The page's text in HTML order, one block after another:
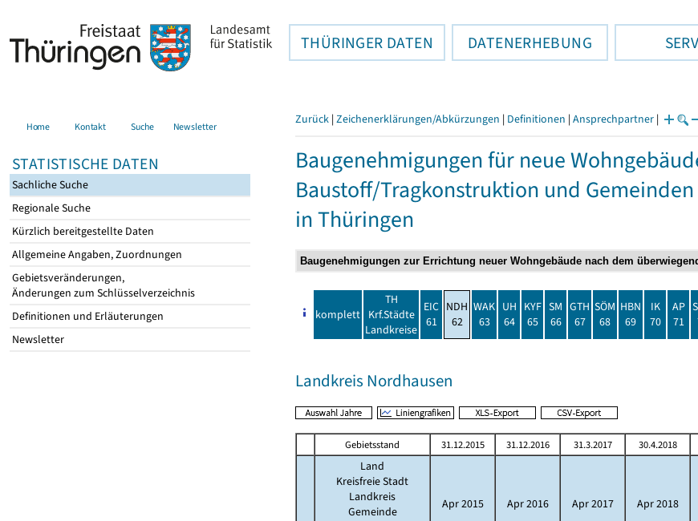
THÜRINGER DATEN DATENERHEBUNG
Home Kontakt Suche Newsletter
STATISTISCHE DATEN
Sachliche Suche
Regionale Suche
Kürzlich bereitgestellte Daten
Allgemeine Angaben, Zuordnungen
Gebietsveränderungen,
Änderungen zum Schlüsselverzeichnis
Definitionen und Erläuterungen
Newsletter
Zurück | Zeichenerklärungen/Abkürzungen | Definitionen | Ansprechpartner |
Baugenehmigungen für neue
Baustoff/Tragkonstruktion und Gemeinden
in Thüringen
komplett
TH
Krf.Städte
Landkreise
EIC
61
NDH
62
WAK
63
UH
64
KYF
65
SM
66
GTH
67
SÖM
68
HBN
69
IK
70
AP
71
Landkreis Nordhausen
Gebietsstand 31.12.2015 31.12.2016 31.3.2017 30.4.2018
Land
Kreisfreie Stadt
Landkreis
Gemeinde
Apr 2015 Apr 2016 Apr 2017 Apr 2018